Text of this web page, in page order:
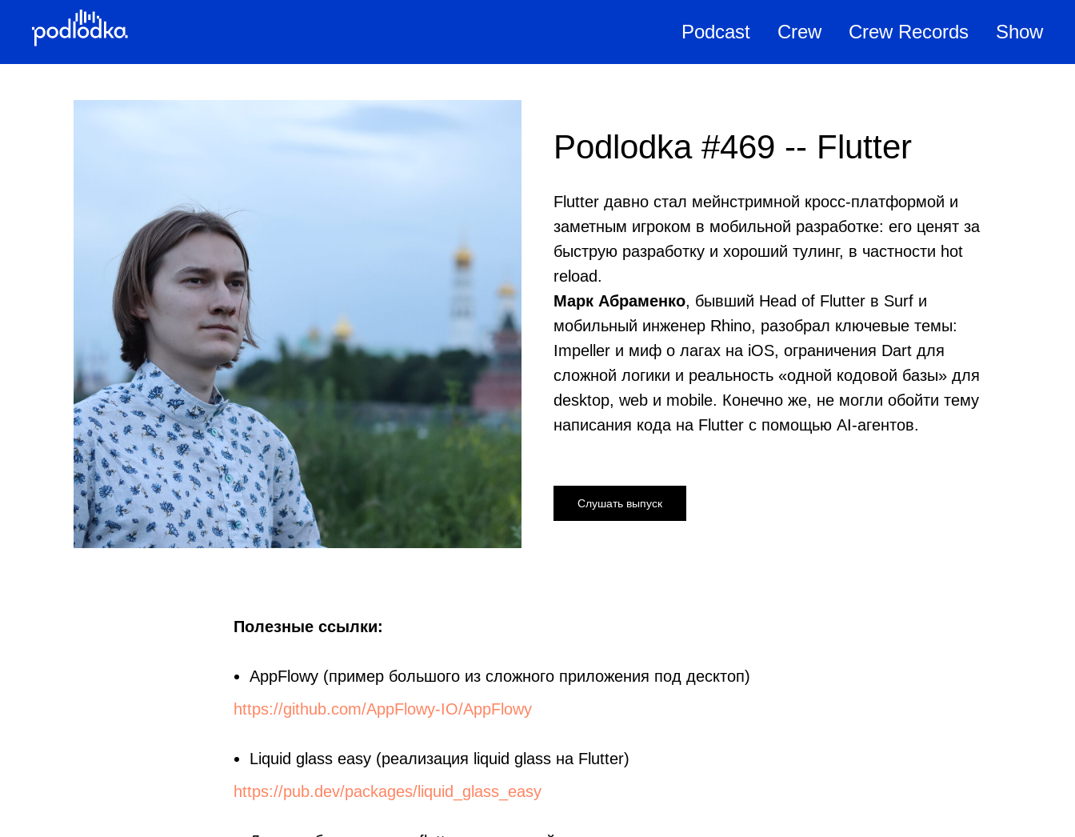
Podcast Crew Crew Records Show
Podlodka #469 -- Flutter
Flutter давно стал мейнстримной кросс-платформой и
заметным игроком в мобильной разработке: его ценят за
быструю разработку и хороший тулинг, в частности hot
reload.
Марк Абраменко, бывший Head of Flutter в Surf и
мобильный инженер Rhino, разобрал ключевые темы:
Impeller и миф о лагах на iOS, ограничения Dart для
сложной логики и реальность «одной кодовой базы» для
desktop, web и mobile. Конечно же, не могли обойти тему
написания кода на Flutter с помощью AI-агентов.
Слушать выпуск
Полезные ссылки:
AppFlowy (пример большого из сложного приложения под десктоп)
https://github.com/AppFlowy-IO/AppFlowy
Liquid glass easy (реализация liquid glass на Flutter)
https://pub.dev/packages/liquid_glass_easy